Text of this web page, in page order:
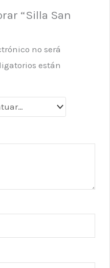
“Silla San
no será
están